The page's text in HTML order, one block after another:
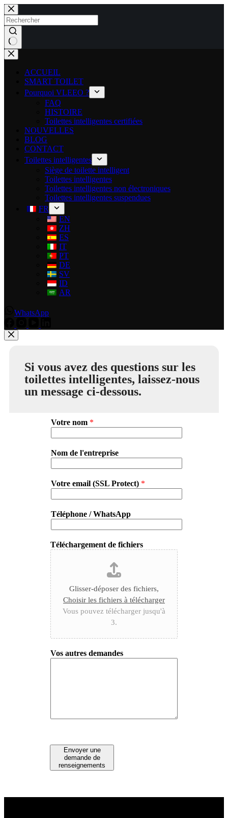
ACCUEIL
SMART TOILET
Pourquoi VLEEO ?
FAQ
HISTOIRE
Toilettes intelligentes certifiées
NOUVELLES
BLOG
CONTACT
Toilettes intelligentes
Siège de toilette intelligent
Toilettes intelligentes
Toilettes intelligentes non électroniques
Toilettes intelligentes suspendues
FR
EN
ZH
ES
IT
PT
DE
SV
ID
AR
WhatsApp
Si vous avez des questions sur les
toilettes intelligentes, laissez-nous
un message ci-dessous.
Votre nom *
Nom de l'entreprise
Votre email (SSL Protect) *
Téléphone / WhatsApp
Téléchargement de fichiers
Glisser-déposer des fichiers,
Choisir les fichiers à télécharger
Vous pouvez télécharger jusqu'à
3.
Vos autres demandes
Envoyer une
demande de
renseignements